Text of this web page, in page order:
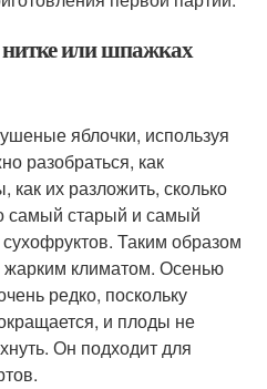
или шпажках
яблочки, используя
разобраться, как
как их разложить, сколько
самый старый и самый
Таким образом
климатом. Осенью
редко, поскольку
и плоды не
Он подходит для